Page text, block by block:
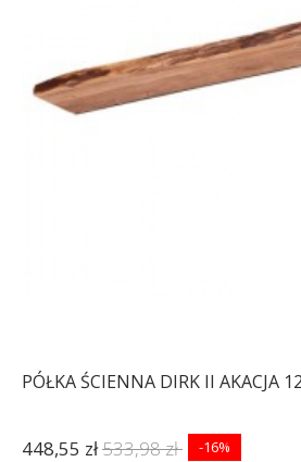
PÓŁKA ŚCIENNA DIRK II AKACJA
448,55 zł533,98 zł -16%